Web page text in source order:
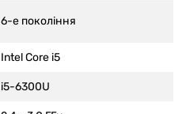
6-е покоління
Intel Core i5
i5-6300U